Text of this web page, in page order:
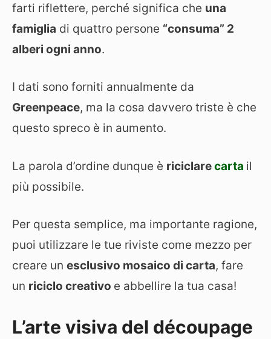
farti riflettere, perché significa che una
famiglia di quattro persone “consuma” 2
alberi ogni anno.
I dati sono forniti annualmente da
Greenpeace, ma la cosa davvero triste è che
questo spreco è in aumento.
La parola d’ordine dunque è riciclarecarta il
più possibile.
Per questa semplice, ma importante ragione,
puoi utilizzare le tue riviste come mezzo per
creare un esclusivo mosaico di carta, fare
un riciclo creativo e abbellire la tua casa!
L’arte visiva del découpage